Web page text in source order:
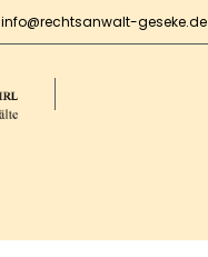
info@rechtsanwalt-geseke.de